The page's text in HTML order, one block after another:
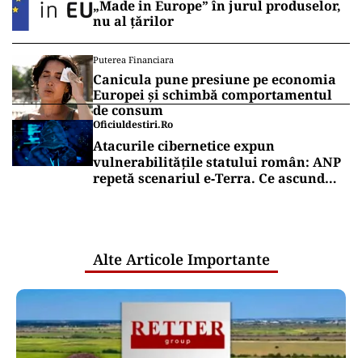
„Made in Europe” în jurul produselor,
nu al țărilor
Puterea Financiara
Canicula pune presiune pe economia
Europei și schimbă comportamentul
de consum
Oficiuldestiri.ro
Atacurile cibernetice expun
vulnerabilitățile statului român: ANP
repetă scenariul e‑Terra. Ce ascund
Alte Articole Importante